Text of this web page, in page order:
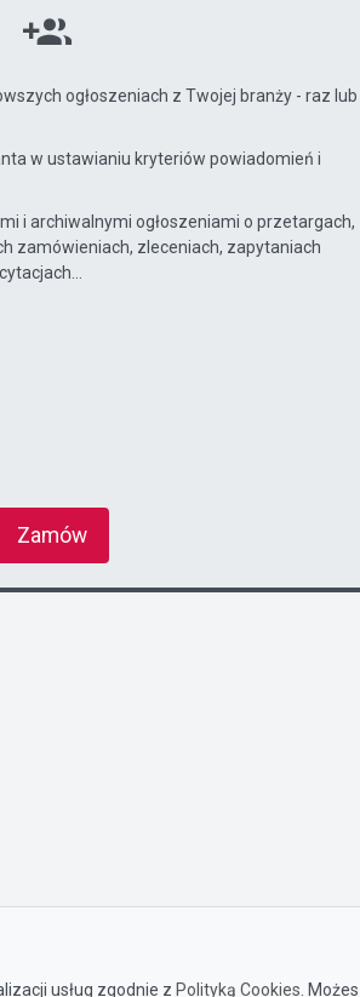
ogłoszeniach z Twojej branży - raz lub
w ustawianiu kryteriów powiadomień i
i archiwalnymi ogłoszeniami o przetargach,
zamówieniach, zleceniach, zapytaniach
Zamów
usług zgodnie z Polityką Cookies .